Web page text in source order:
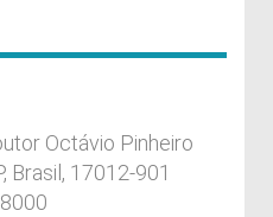
Octávio Pinheiro
Brasil, 17012-901